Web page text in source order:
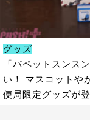
グッズ
「パペットスンス
い！ マスコットや
便局限定グッズが